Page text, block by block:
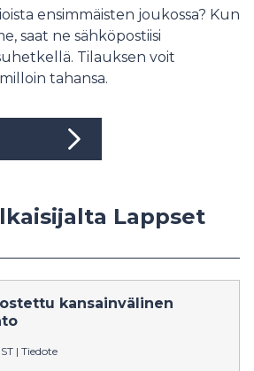
ensimmäisten joukossa? Kun
saat ne sähköpostiisi
Tilauksen voit
tahansa.
Lappset
kansainvälinen
| Tiedote